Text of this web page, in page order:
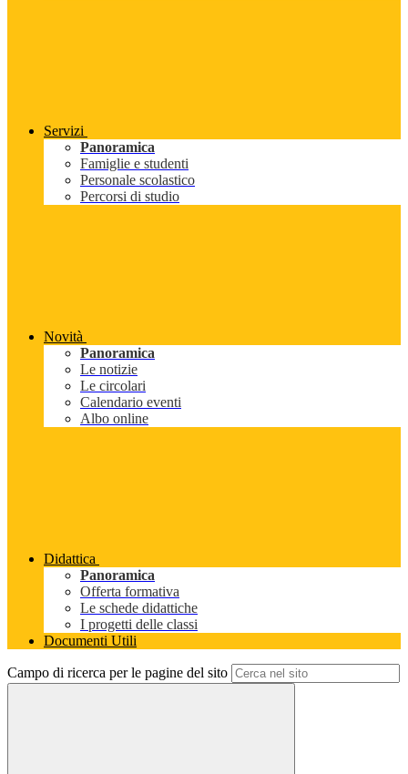
Servizi
Panoramica
Famiglie e studenti
Personale scolastico
Percorsi di studio
Novità
Panoramica
Le notizie
Le circolari
Calendario eventi
Albo online
Didattica
Panoramica
Offerta formativa
Le schede didattiche
I progetti delle classi
Documenti Utili
Campo di ricerca per le pagine del sito